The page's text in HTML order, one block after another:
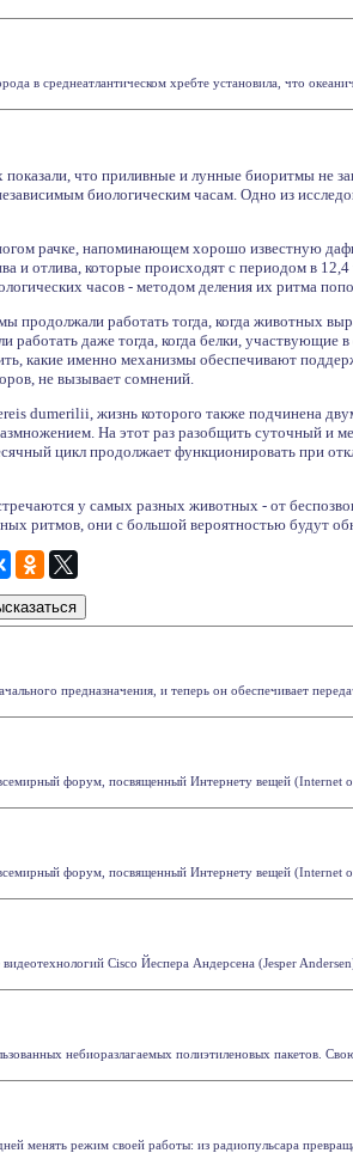
в среднеатлантическом хребте установила, что
что приливные и лунные биоритмы не
биологическим часам. Одно из
рачке, напоминающем хорошо известную
отлива, которые происходят с периодом в 12,4
часов - методом деления их ритма
продолжали работать тогда, когда животных
даже тогда, когда белки, участвующие
какие именно механизмы обеспечивают
не вызывает сомнений.
dumerilii, жизнь которого также подчинена
На этот раз разобщить суточный и
цикл продолжает функционировать при
у самых разных животных - от
ритмов, они с большой вероятностью будут
предназначения, и теперь он обеспечивает
форум, посвященный Интернету вещей (Internet
форум, посвященный Интернету вещей (Internet
Cisco Йеспера Андерсена (Jesper
небиоразлагаемых полиэтиленовых пакетов. Свою
менять режим своей работы: из радиопульсара